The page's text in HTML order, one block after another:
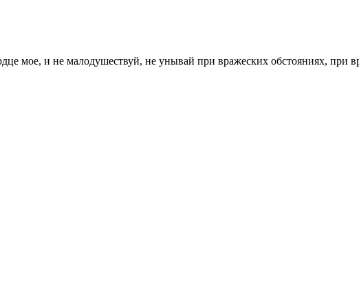
мое, и не малодушествуй, не унывай при вражеских обстояниях, при